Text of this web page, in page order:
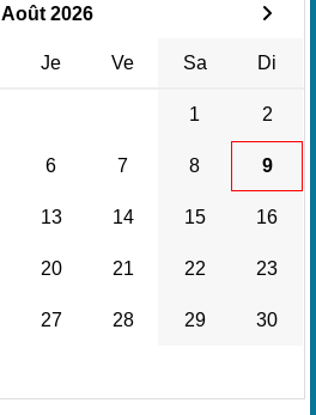
Août 2026
Je Ve Sa Di
1 2
6 7 8 9
13 14 15 16
20 21 22 23
27 28 29 30